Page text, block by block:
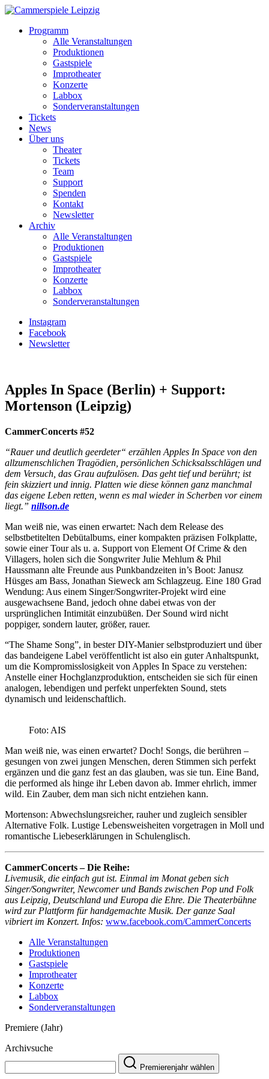
Programm
Alle Veranstaltungen
Produktionen
Gastspiele
Improtheater
Konzerte
Labbox
Sonderveranstaltungen
Tickets
News
Über uns
Theater
Tickets
Team
Support
Spenden
Kontakt
Newsletter
Archiv
Alle Veranstaltungen
Produktionen
Gastspiele
Improtheater
Konzerte
Labbox
Sonderveranstaltungen
Instagram
Facebook
Newsletter
Apples In Space (Berlin) + Support:
Mortenson (Leipzig)
CammerConcerts #52
“Rauer und deutlich geerdeter“ erzählen Apples In Space von den
allzumenschlichen Tragödien, persönlichen Schicksalsschlägen und
dem Versuch, das Grau aufzulösen. Das geht tief und berührt; ist
fein skizziert und innig. Platten wie diese können ganz manchmal
das eigene Leben retten, wenn es mal wieder in Scherben vor einem
liegt.” nillson.de
Man weiß nie, was einen erwartet: Nach dem Release des
selbstbetitelten Debütalbums, einer kompakten präzisen Folkplatte,
sowie einer Tour als u. a. Support von Element Of Crime & den
Villagers, holen sich die Songwriter Julie Mehlum & Phil
Haussmann alte Freunde aus Punkbandzeiten in’s Boot: Janusz
Hüsges am Bass, Jonathan Sieweck am Schlagzeug. Eine 180 Grad
Wendung: Aus einem Singer/Songwriter-Projekt wird eine
ausgewachsene Band, jedoch ohne dabei etwas von der
ursprünglichen Intimität einzubüßen. Der Sound wird nicht
poppiger, sondern lauter, größer, rauer.
“The Shame Song”, in bester DIY-Manier selbstproduziert und über
das bandeigene Label veröffentlicht ist also ein guter Anhaltspunkt,
um die Kompromisslosigkeit von Apples In Space zu verstehen:
Anstelle einer Hochglanzproduktion, entscheiden sie sich für einen
analogen, lebendigen und perfekt unperfekten Sound, stets
dynamisch und leidenschaftlich.
Foto: AIS
Man weiß nie, was einen erwartet? Doch! Songs, die berühren –
gesungen von zwei jungen Menschen, deren Stimmen sich perfekt
ergänzen und die ganz fest an das glauben, was sie tun. Eine Band,
die performed als hinge ihr Leben davon ab. Immer ehrlich, immer
wild. Ein Zauber, dem man sich nicht entziehen kann.
Mortenson: Abwechslungsreicher, rauher und zugleich sensibler
Alternative Folk. Lustige Lebensweisheiten vorgetragen in Moll und
romantische Liebeserklärungen in Schulenglisch.
CammerConcerts – Die Reihe:
Livemusik, die einfach gut ist. Einmal im Monat geben sich
Singer/Songwriter, Newcomer und Bands zwischen Pop und Folk
aus Leipzig, Deutschland und Europa die Ehre. Die Theaterbühne
wird zur Plattform für handgemachte Musik. Der ganze Saal
vibriert im Konzert. Infos: www.facebook.com/CammerConcerts
Alle Veranstaltungen
Produktionen
Gastspiele
Improtheater
Konzerte
Labbox
Sonderveranstaltungen
Premiere (Jahr)
Archivsuche
Premierenjahr wählen